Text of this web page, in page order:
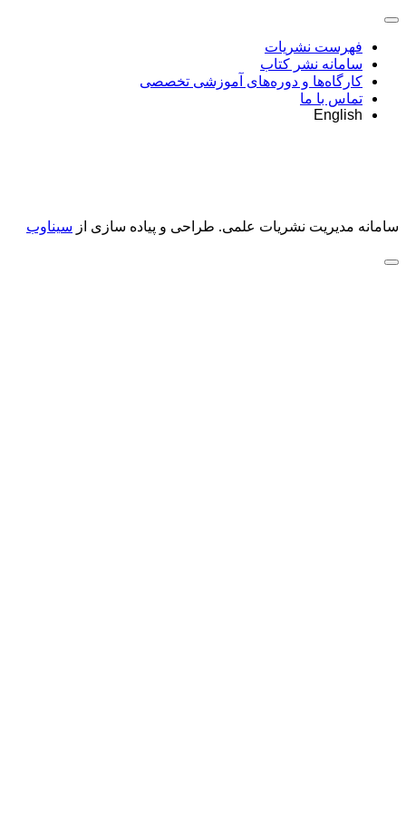
فهرست نشریات
سامانه نشر کتاب
کارگاه‌ها و دوره‌های آموزشی تخصصی
تماس با ما
English
سامانه مدیریت نشریات علمی. طراحی و پیاده سازی از سیناوب